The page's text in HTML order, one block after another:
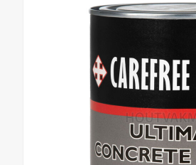
Vlonderschroeven
Verzinkte schroeven
Zwarte schroeven
Alle vijzen